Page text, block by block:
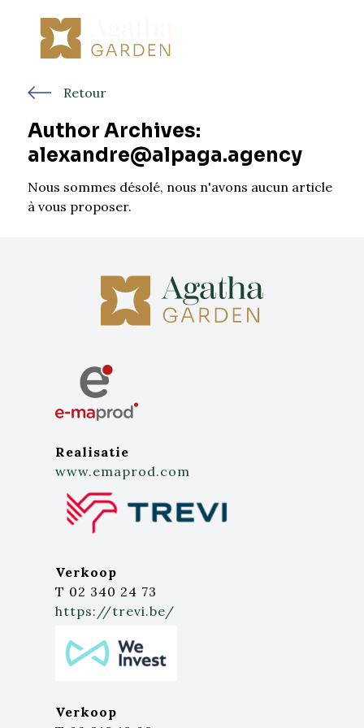
Retour
Author Archives:
alexandre@alpaga.agency
Nous sommes désolé, nous n'avons aucun article
à vous proposer.
Realisatie
www.emaprod.com
Verkoop
T 02 340 24 73
https://trevi.be/
Verkoop